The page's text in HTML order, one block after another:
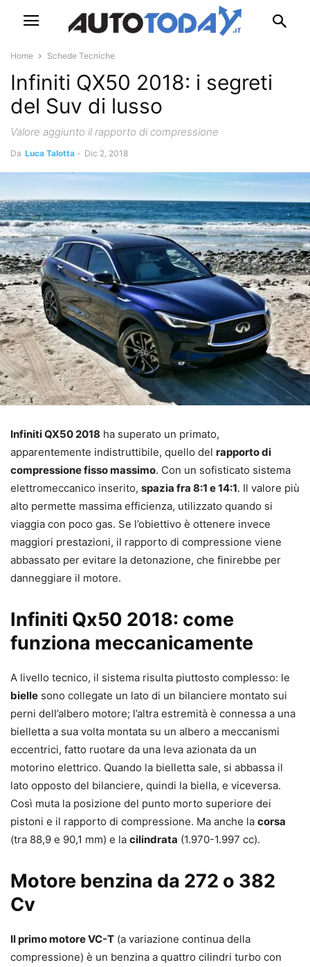
Home Schede Tecniche
Infiniti QX50 2018: i segreti
del Suv di lusso
Valore aggiunto il rapporto di compressione
Da Luca Talotta - Dic 2, 2018
Infiniti QX50 2018 ha superato un primato,
apparentemente indistruttibile, quello del rapporto di
compressione fisso massimo. Con un sofisticato sistema
elettromeccanico inserito, spazia fra 8:1 e 14:1. Il valore più
alto permette massima efficienza, utilizzato quando si
viaggia con poco gas. Se l’obiettivo è ottenere invece
maggiori prestazioni, il rapporto di compressione viene
abbassato per evitare la detonazione, che finirebbe per
danneggiare il motore.
Infiniti Qx50 2018: come
funziona meccanicamente
A livello tecnico, il sistema risulta piuttosto complesso: le
bielle sono collegate un lato di un bilanciere montato sui
perni dell’albero motore; l’altra estremità è connessa a una
bielletta a sua volta montata su un albero a meccanismi
eccentrici, fatto ruotare da una leva azionata da un
motorino elettrico. Quando la bielletta sale, si abbassa il
lato opposto del bilanciere, quindi la biella, e viceversa.
Così muta la posizione del punto morto superiore dei
pistoni e il rapporto di compressione. Ma anche la corsa
(tra 88,9 e 90,1 mm) e la cilindrata (1.970-1.997 cc).
Motore benzina da 272 o 382
Cv
Il primo motore VC-T (a variazione continua della
compressione) è un benzina a quattro cilindri turbo con